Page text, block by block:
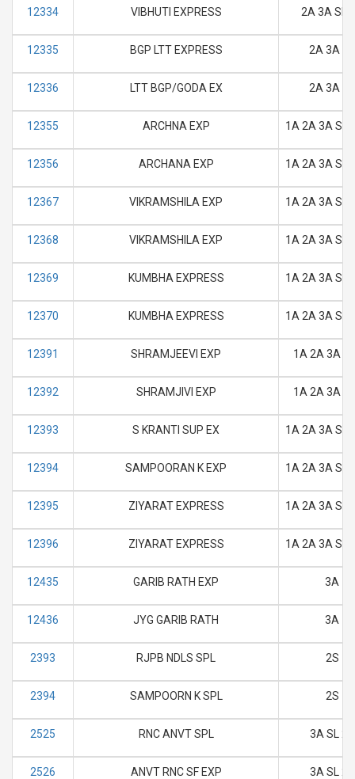
12334 VIBHUTI EXPRESS 2A 3A SL
12335 BGP LTT EXPRESS 2A 3A SL
12336 LTT BGP/GODA EX 2A 3A SL
12355 ARCHNA EXP 1A 2A 3A SL
12356 ARCHANA EXP 1A 2A 3A SL
12367 VIKRAMSHILA EXP 1A 2A 3A SL
12368 VIKRAMSHILA EXP 1A 2A 3A SL
12369 KUMBHA EXPRESS 1A 2A 3A SL
12370 KUMBHA EXPRESS 1A 2A 3A SL
12391 SHRAMJEEVI EXP 1A 2A 3A
12392 SHRAMJIVI EXP 1A 2A 3A
12393 S KRANTI SUP EX 1A 2A 3A SL
12394 SAMPOORAN K EXP 1A 2A 3A SL
12395 ZIYARAT EXPRESS 1A 2A 3A SL
12396 ZIYARAT EXPRESS 1A 2A 3A SL
12435 GARIB RATH EXP 3A
12436 JYG GARIB RATH 3A
2393 RJPB NDLS SPL 2S
2394 SAMPOORN K SPL 2S
2525 RNC ANVT SPL 3A SL 2S
2526 ANVT RNC SF EXP 3A SL 2S